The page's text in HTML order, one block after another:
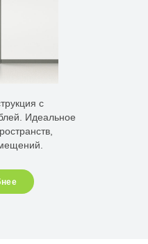
с
Идеальное